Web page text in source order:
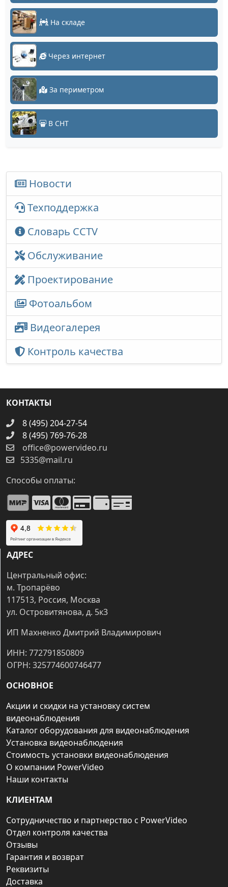
На складе
Через интернет
За периметром
В СНТ
Новости
Техподдержка
Словарь CCTV
Обслуживание
Проектирование
Фотоальбом
Видеогалерея
Контроль качества
КОНТАКТЫ
8 (495) 204-27-54
8 (495) 769-76-28
office@powervideo.ru
5335@mail.ru
Способы оплаты:
АДРЕС
Центральный офис:
м. Тропарёво
117513, Россия, Москва
ул. Островитянова, д. 5к3
ИП Махненко Дмитрий Владимирович
ИНН: 772791850809
ОГРН: 325774600746477
ОСНОВНОЕ
Акции и скидки на установку систем
видеонаблюдения
Каталог оборудования для видеонаблюдения
Установка видеонаблюдения
Стоимость установки видеонаблюдения
О компании PowerVideo
Наши контакты
КЛИЕНТАМ
Сотрудничество и партнерство с PowerVideo
Отдел контроля качества
Отзывы
Гарантия и возврат
Реквизиты
Доставка